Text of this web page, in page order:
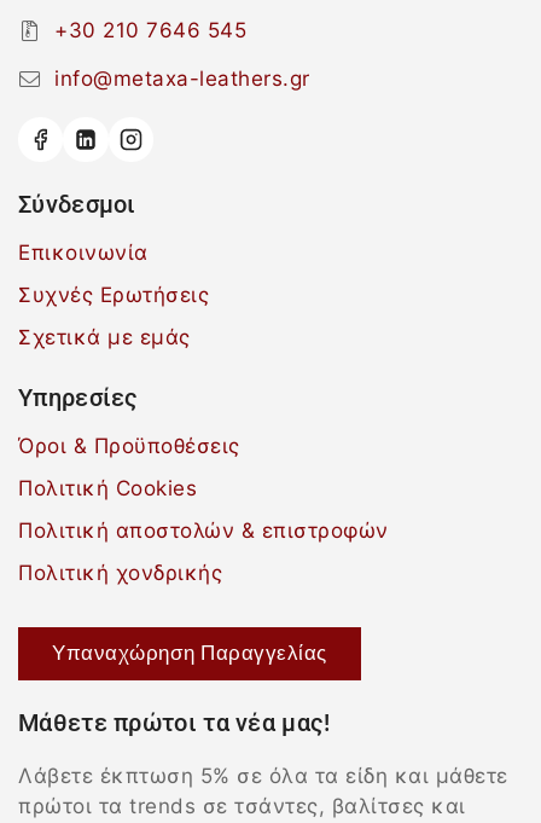
+30 210 7646 545
info@metaxa-leathers.gr
Σύνδεσμοι
Επικοινωνία
Συχνές Ερωτήσεις
Σχετικά με εμάς
Υπηρεσίες
Όροι & Προϋποθέσεις
Πολιτική Cookies
Πολιτική αποστολών & επιστροφών
Πολιτική χονδρικής
Υπαναχώρηση Παραγγελίας
Μάθετε πρώτοι τα νέα μας!
Λάβετε έκπτωση 5% σε όλα τα είδη και μάθετε
πρώτοι τα trends σε τσάντες, βαλίτσες και